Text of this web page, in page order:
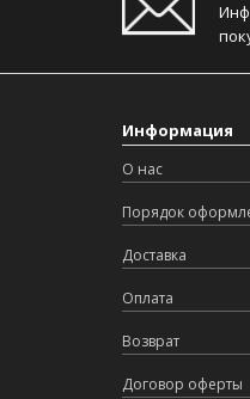
Информация
О нас
Порядок
Доставка
Оплата
Возврат
Договор оферты